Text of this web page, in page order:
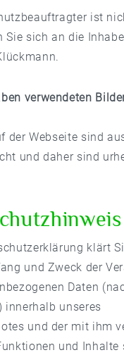
ist
Sie sich an die
verwendeten
der Webseite sind
und daher sind
klärt
und Zweck der
Daten
innerhalb unseres
und der mit ihm
und Inhalte